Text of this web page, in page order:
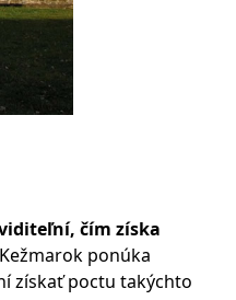
čím získa
ponúka
získať poctu takýchto